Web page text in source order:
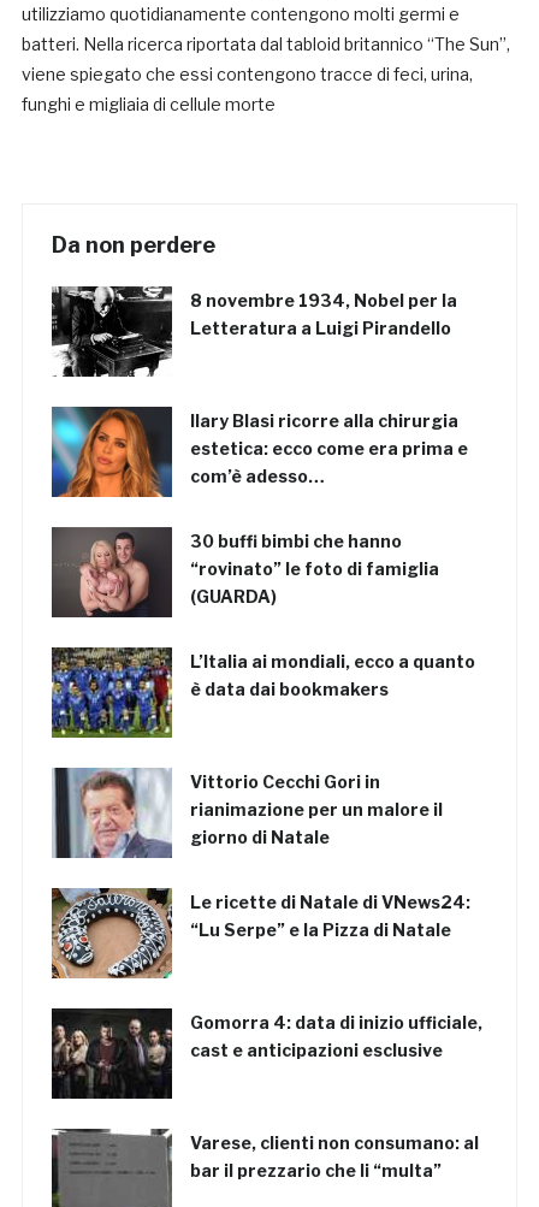
utilizziamo quotidianamente contengono molti germi e
batteri. Nella ricerca riportata dal tabloid britannico “The Sun”,
viene spiegato che essi contengono tracce di feci, urina,
funghi e migliaia di cellule morte
Da non perdere
8 novembre 1934, Nobel per la
Letteratura a Luigi Pirandello
Ilary Blasi ricorre alla chirurgia
estetica: ecco come era prima e
com’è adesso…
30 buffi bimbi che hanno
“rovinato” le foto di famiglia
(GUARDA)
L’Italia ai mondiali, ecco a quanto
è data dai bookmakers
Vittorio Cecchi Gori in
rianimazione per un malore il
giorno di Natale
Le ricette di Natale di VNews24:
“Lu Serpe” e la Pizza di Natale
Gomorra 4: data di inizio ufficiale,
cast e anticipazioni esclusive
Varese, clienti non consumano: al
bar il prezzario che li “multa”